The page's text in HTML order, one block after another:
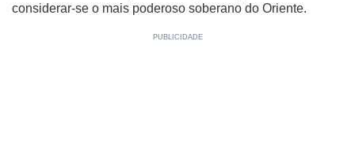
considerar-se o mais poderoso soberano do Oriente.